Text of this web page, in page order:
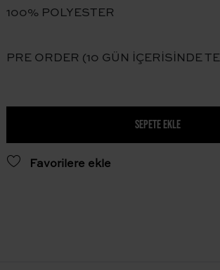
100% POLYESTER
PRE ORDER (10 GÜN İÇERİSİNDE
SEPETE EKLE
Favorilere ekle